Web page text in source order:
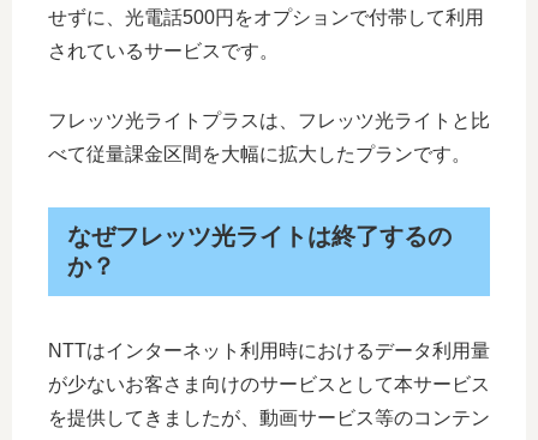
せずに、光電話500円をオプションで付帯して利用
されているサービスです。
フレッツ光ライトプラスは、フレッツ光ライトと比
べて従量課金区間を大幅に拡大したプランです。
なぜフレッツ光ライトは終了するの
か？
NTTはインターネット利用時におけるデータ利用量
が少ないお客さま向けのサービスとして本サービス
を提供してきましたが、動画サービス等のコンテン